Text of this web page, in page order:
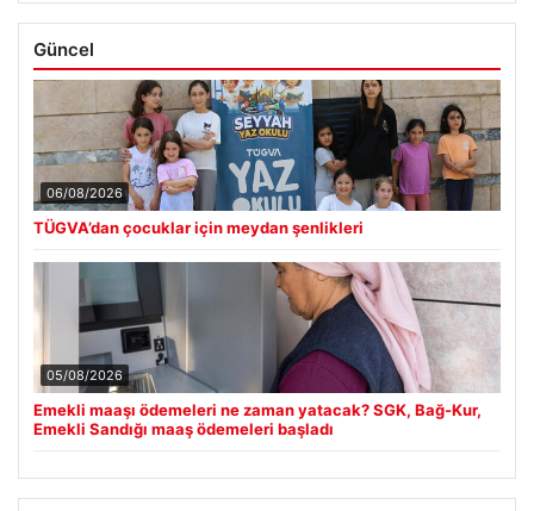
Güncel
06/08/2026
TÜGVA’dan çocuklar için meydan şenlikleri
05/08/2026
Emekli maaşı ödemeleri ne zaman yatacak? SGK, Bağ-Kur,
Emekli Sandığı maaş ödemeleri başladı